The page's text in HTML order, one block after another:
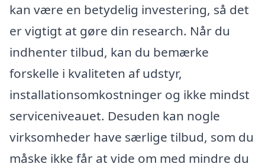
kan være en betydelig investering, så det
er vigtigt at gøre din research. Når du
indhenter tilbud, kan du bemærke
forskelle i kvaliteten af udstyr,
installationsomkostninger og ikke mindst
serviceniveauet. Desuden kan nogle
virksomheder have særlige tilbud, som du
måske ikke får at vide om med mindre du